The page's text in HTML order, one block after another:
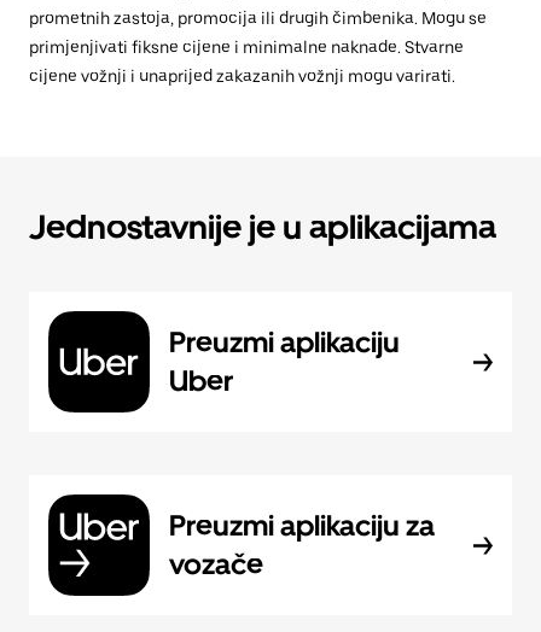
prometnih zastoja, promocija ili drugih čimbenika. Mogu se
primjenjivati fiksne cijene i minimalne naknade. Stvarne
cijene vožnji i unaprijed zakazanih vožnji mogu varirati.
Jednostavnije je u aplikacijama
Preuzmi aplikaciju
Uber
Preuzmi aplikaciju za
vozače